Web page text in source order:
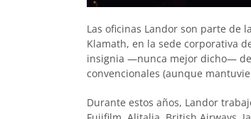
Las oficinas Landor son parte de
Klamath, en la sede corporativa
insignia —nunca mejor dicho— de
convencionales (aunque
Durante estos años, Landor